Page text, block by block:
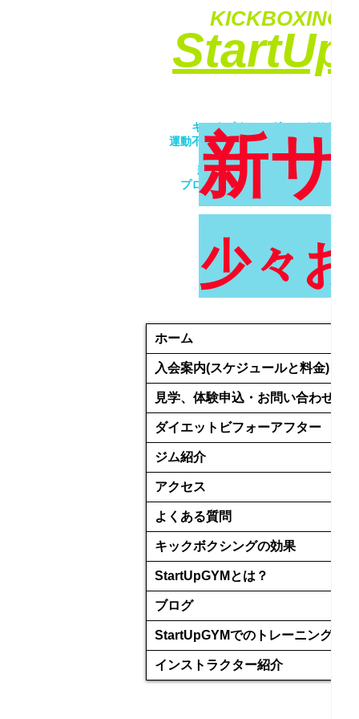
ホーム
入会案内(スケジュールと料金)
見学、体験申込・お問い合わせ
ダイエットビフォーアフター
ジム紹介
アクセス
よくある質問
キックボクシングの効果
StartUpGYMとは？
ブログ
StartUpGYMでのトレーニング
インストラクター紹介
​キックボクシングでエクササイズ
運動不足解消・ダイエット・ストレ
​女性・未経験者歓迎！！
親子で一緒にトレーニング！！
プロが優しく丁寧に指導致します
新
少々